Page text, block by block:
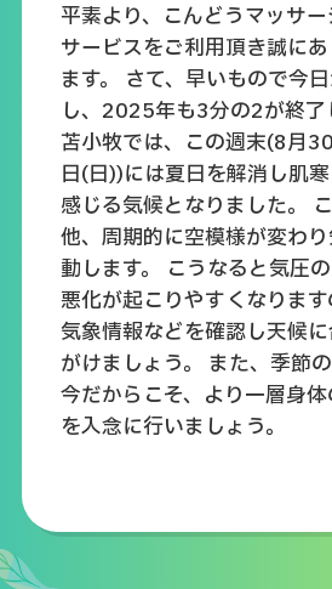
平素より、こんどうマッサ
サービスをご利用頂き誠に
ます。 さて、早いもので今
し、 2025年も3分の2が終
苫小牧では、この週末(8月30
日(日))には夏日を解消し肌
感じる気候となりました。
他、周期的に空模様が変わ
動します。 こうなると気圧
悪化が起こりやすくなりま
気象情報などを確認し天候
がけましょう。 また、季節
今だからこそ、より一層身
を入念に行いましょう。